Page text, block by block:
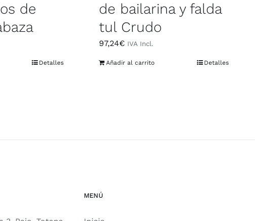
de
Detalles
de bailarina y falda
tul Crudo
97,24€ IVA Incl.
Añadir al carrito Detalles
MENÚ